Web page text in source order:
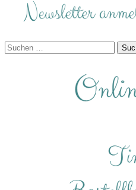
Suchen